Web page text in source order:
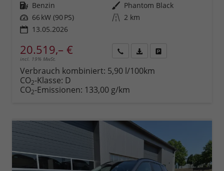
Kraftstoff Benzin Außenfarbe Phantom Black
Leistung 66 kW (90 PS) Kilometerstand 2 km
13.05.2026
20.519,– €
incl. 19% MwSt.
anfordern
Datei,
Verbrauch kombiniert: 5,90 l/100km
CO2-Klasse: D
CO2-Emissionen: 133,00 g/km